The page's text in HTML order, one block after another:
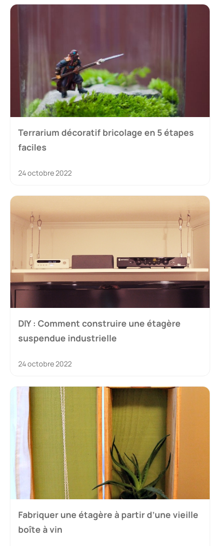
Terrarium décoratif bricolage en 5 étapes
faciles
24 octobre 2022
DIY : Comment construire une étagère
suspendue industrielle
24 octobre 2022
Fabriquer une étagère à partir d’une vieille
boîte à vin